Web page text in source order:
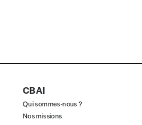
travail de l’équipe de
CBAI
Qui sommes-nous ?
Nos missions